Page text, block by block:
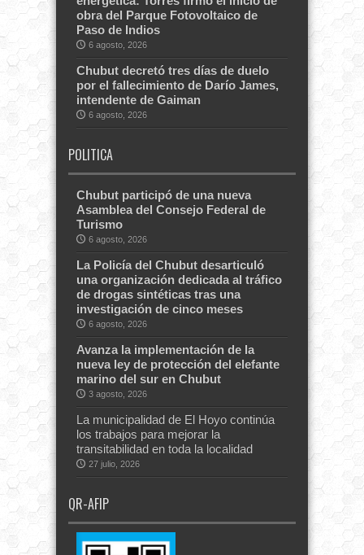
obra del Parque Fotovoltaico de
Paso de Indios
6 agosto, 2026
Chubut decretó tres días de duelo
por el fallecimiento de Darío James,
intendente de Gaiman
6 agosto, 2026
POLITICA
Chubut participó de una nueva
Asamblea del Consejo Federal de
Turismo
6 agosto, 2026
La Policía del Chubut desarticuló
una organización dedicada al tráfico
de drogas sintéticas tras una
investigación de cinco meses
6 agosto, 2026
Avanza la implementación de la
nueva ley de protección del elefante
marino del sur en Chubut
3 agosto, 2026
La municipalidad de El Hoyo continúa
los trabajos para mejorar la
transitabilidad en toda la localidad
27 julio, 2026
QR-AFIP